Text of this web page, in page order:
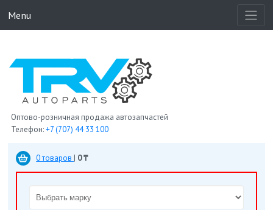
Menu
Оптово-розничная продажа автозапчастей
Телефон:+7 (707) 44 33 100
0 товаров | 0 ₸